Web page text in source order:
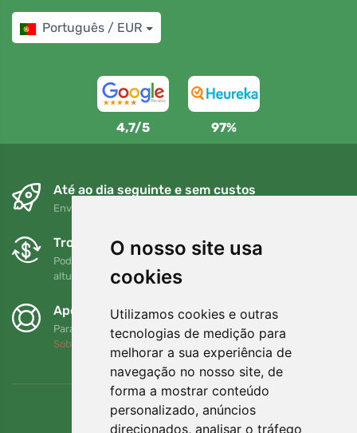
O nosso site usa
cookies
Utilizamos cookies e outras
tecnologias de medição para
melhorar a sua experiência de
navegação no nosso site, de
forma a mostrar conteúdo
personalizado, anúncios
direcionados, analisar o tráfego
Português / EUR
4,7/5 97%
Até ao dia seguinte e sem custos
Envio gratuito para encomendas superiores a 80 EUR
Trocas e devoluções gratuitas
Pode devolver ou trocar a sua encomenda em qualquer
altura no prazo de 90 dias
Apoiamos a Trees.org
Para cada encomenda plantamos uma árvore! Leia mais
Sobre nós